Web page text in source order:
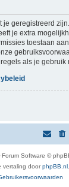
je geregistreerd
je extra
toestaan
als je gebruik
Forum Software ©
vertaling doorphpBB.nl